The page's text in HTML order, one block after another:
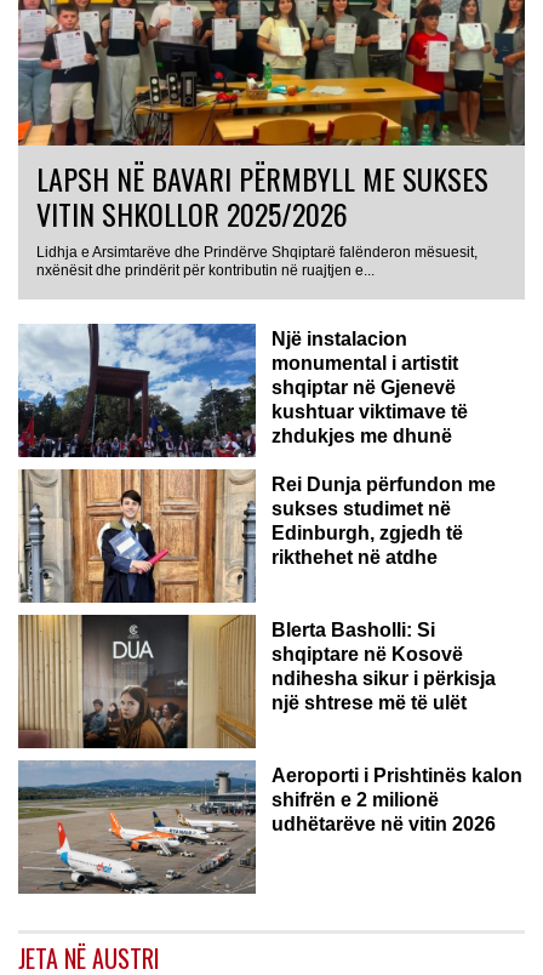
LAPSH NË BAVARI PËRMBYLL ME SUKSES
VITIN SHKOLLOR 2025/2026
Lidhja e Arsimtarëve dhe Prindërve Shqiptarë falënderon mësuesit,
nxënësit dhe prindërit për kontributin në ruajtjen e...
Një instalacion
monumental i artistit
shqiptar në Gjenevë
kushtuar viktimave të
zhdukjes me dhunë
Rei Dunja përfundon me
sukses studimet në
Edinburgh, zgjedh të
rikthehet në atdhe
Blerta Basholli: Si
shqiptare në Kosovë
ndihesha sikur i përkisja
një shtrese më të ulët
Aeroporti i Prishtinës kalon
shifrën e 2 milionë
udhëtarëve në vitin 2026
JETA NË AUSTRI